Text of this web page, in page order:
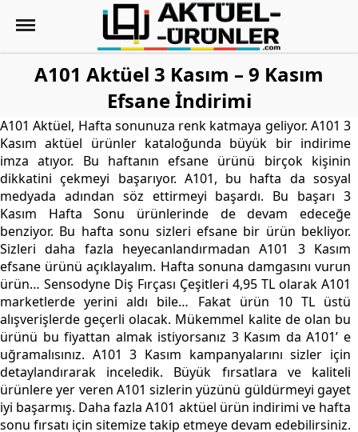
A101 Aktüel 3 Kasım – 9 Kasım
Efsane İndirimi
A101 Aktüel, Hafta sonunuza renk katmaya geliyor. A101 3
Kasım aktüel ürünler kataloğunda büyük bir indirime
imza atıyor. Bu haftanın efsane ürünü birçok kişinin
dikkatini çekmeyi başarıyor. A101, bu hafta da sosyal
medyada adından söz ettirmeyi başardı. Bu başarı 3
Kasım Hafta Sonu ürünlerinde de devam edeceğe
benziyor. Bu hafta sonu sizleri efsane bir ürün bekliyor.
Sizleri daha fazla heyecanlandırmadan A101 3 Kasım
efsane ürünü açıklayalım. Hafta sonuna damgasını vurun
ürün… Sensodyne Diş Fırçası Çeşitleri 4,95 TL olarak A101
marketlerde yerini aldı bile… Fakat ürün 10 TL üstü
alışverişlerde geçerli olacak. Mükemmel kalite de olan bu
ürünü bu fiyattan almak istiyorsanız 3 Kasım da A101’ e
uğramalısınız. A101 3 Kasım kampanyalarını sizler için
detaylandırarak inceledik. Büyük fırsatlara ve kaliteli
ürünlere yer veren A101 sizlerin yüzünü güldürmeyi gayet
iyi başarmış. Daha fazla A101 aktüel ürün indirimi ve hafta
sonu fırsatı için sitemize takip etmeye devam edebilirsiniz.